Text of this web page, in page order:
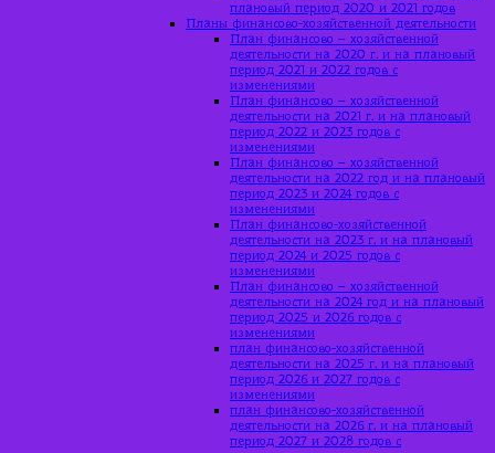
плановый период 2020 и 2021 годов
Планы финансово-хозяйственной деятельности
План финансово – хозяйственной
деятельности на 2020 г. и на плановый
период 2021 и 2022 годов с
изменениями
План финансово – хозяйственной
деятельности на 2021 г. и на плановый
период 2022 и 2023 годов с
изменениями
План финансово – хозяйственной
деятельности на 2022 год и на плановый
период 2023 и 2024 годов с
изменениями
План финансово-хозяйственной
деятельности на 2023 г. и на плановый
период 2024 и 2025 годов с
изменениями
План финансово – хозяйственной
деятельности на 2024 год и на плановый
период 2025 и 2026 годов с
изменениями
план финансово-хозяйственной
деятельности на 2025 г. и на плановый
период 2026 и 2027 годов с
изменениями
план финансово-хозяйственной
деятельности на 2026 г. и на плановый
период 2027 и 2028 годов с